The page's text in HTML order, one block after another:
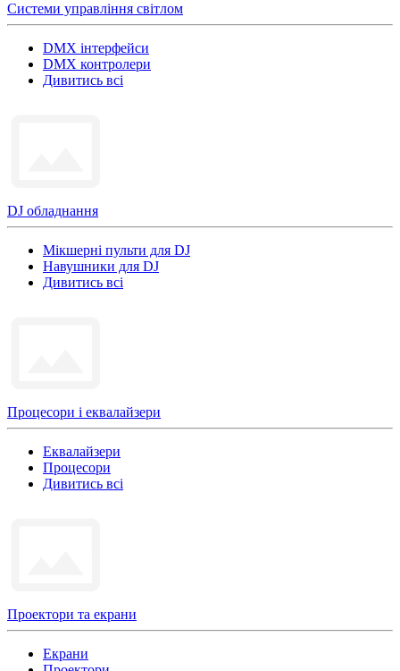
Системи управління світлом
DMX інтерфейси
DMX контролери
Дивитись всі
DJ обладнання
Мікшерні пульти для DJ
Навушники для DJ
Дивитись всі
Процесори і еквалайзери
Еквалайзери
Процесори
Дивитись всі
Проектори та екрани
Екрани